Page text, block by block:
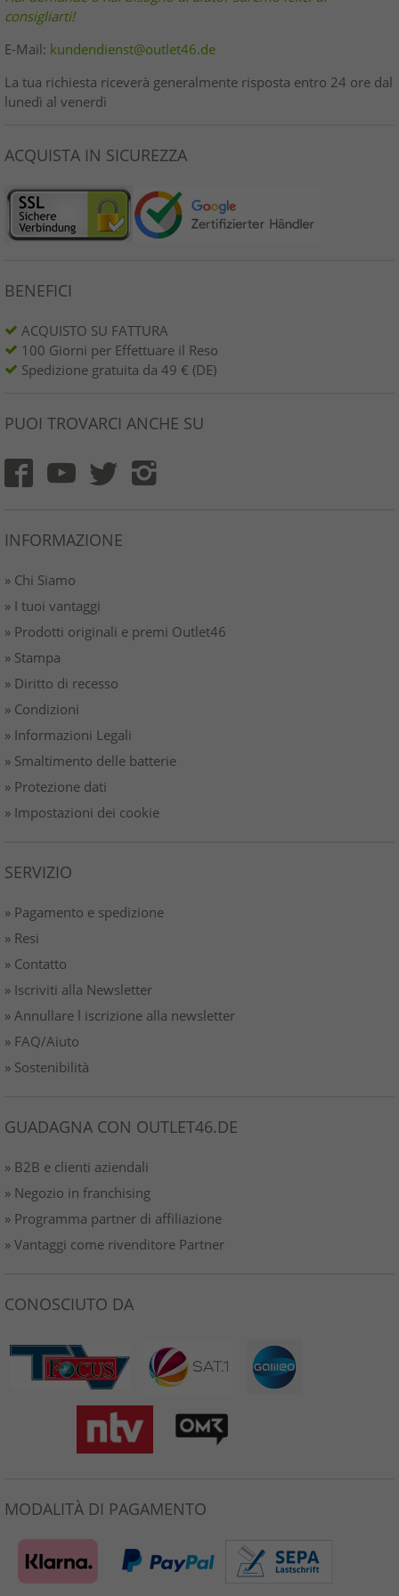
consigliarti!
E-Mail: kundendienst@outlet46.de
La tua richiesta riceverà generalmente risposta entro 24 ore dal
lunedì al venerdì
ACQUISTA IN SICUREZZA
BENEFICI
ACQUISTO SU FATTURA
100 Giorni per Effettuare il Reso
Spedizione gratuita da 49 € (DE)
PUOI TROVARCI ANCHE SU
INFORMAZIONE
» Chi Siamo
» I tuoi vantaggi
» Prodotti originali e premi Outlet46
» Stampa
» Diritto di recesso
» Condizioni
» Informazioni Legali
» Smaltimento delle batterie
» Protezione dati
» Impostazioni dei cookie
SERVIZIO
» Pagamento e spedizione
» Resi
» Contatto
» Iscriviti alla Newsletter
» Annullare l iscrizione alla newsletter
» FAQ/Aiuto
» Sostenibilità
GUADAGNA CON OUTLET46.DE
» B2B e clienti aziendali
» Negozio in franchising
» Programma partner di affiliazione
» Vantaggi come rivenditore Partner
CONOSCIUTO DA
MODALITÀ DI PAGAMENTO